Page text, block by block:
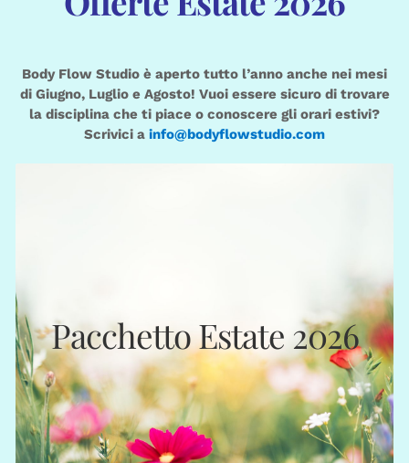
Body Flow Studio è aperto tutto l’anno anche nei mesi
di Giugno, Luglio e Agosto! Vuoi essere sicuro di trovare
la disciplina che ti piace o conoscere gli orari estivi?
Scrivici a info@bodyflowstudio.com
Pacchetto Estate 2026
Segreteria
: 10 crediti (€ 18,00)
Scadenza:
3 mesi
Attivazione tramite Segreteria con Bonifico
Bancario entro il 31/05/26